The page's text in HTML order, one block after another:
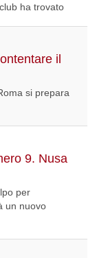
ha trovato
il
si prepara
9. Nusa
per
un nuovo